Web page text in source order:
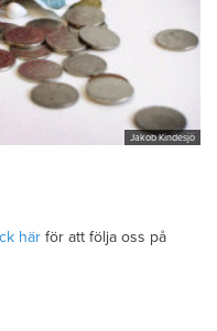
Jakob Kindesjö
här för att följa oss på